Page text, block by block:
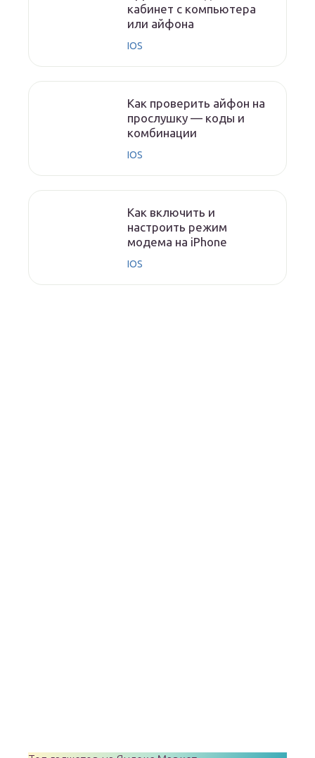
кабинет с компьютера
или айфона
IOS
Как проверить айфон на
прослушку — коды и
комбинации
IOS
Как включить и
настроить режим
модема на iPhone
IOS